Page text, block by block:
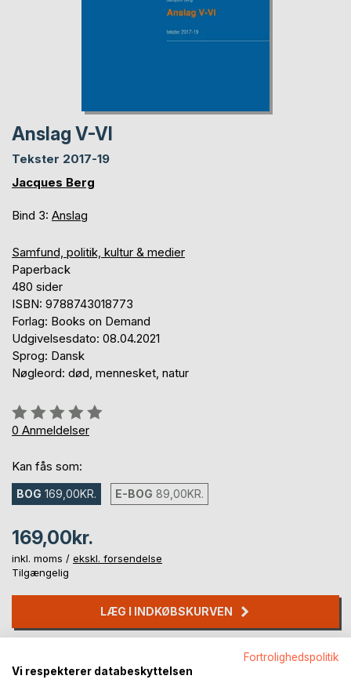
Anslag V-VI
Tekster 2017-19
Jacques Berg
Bind 3: Anslag
Samfund, politik, kultur & medier
Paperback
480 sider
ISBN: 9788743018773
Forlag: Books on Demand
Udgivelsesdato: 08.04.2021
Sprog: Dansk
Nøgleord: død, mennesket, natur
Anmeldelse::
0%
0 Anmeldelser
Kan fås som:
BOG 169,00KR. E-BOG 89,00KR.
169,00kr.
inkl. moms / ekskl. forsendelse
Tilgængelig
LÆG I INDKØBSKURVEN
Anmeld titel
Fortrolighedspolitik
Vi respekterer databeskyttelsen